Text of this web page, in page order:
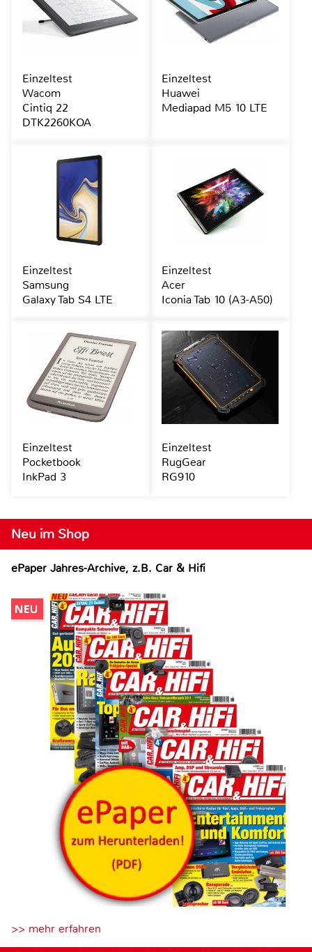
Neu im Shop
ePaper Jahres-Archive, z.B. Car & Hifi
>> mehr erfahren
Einzeltest
Wacom
Cintiq 22
DTK2260KOA
Einzeltest
Huawei
Mediapad M5 10 LTE
Einzeltest
Samsung
Galaxy Tab S4 LTE
Einzeltest
Acer
Iconia Tab 10 (A3-A50)
Einzeltest
Pocketbook
InkPad 3
Einzeltest
RugGear
RG910